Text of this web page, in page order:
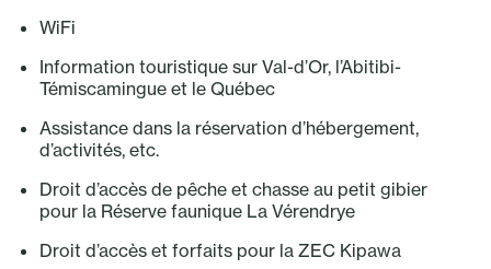
WiFi
Information touristique sur Val-d’Or, l’Abitibi-
Témiscamingue et le Québec
Assistance dans la réservation d’hébergement,
d’activités, etc.
Droit d’accès de pêche et chasse au petit gibier
pour la Réserve faunique La Vérendrye
Droit d’accès et forfaits pour la ZEC Kipawa